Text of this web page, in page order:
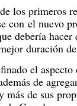
los primeros
con el nuevo
debería hacer
duración
el aspecto
de
más de sus